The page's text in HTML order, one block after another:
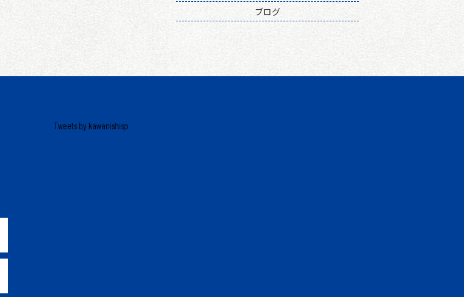
ブログ
Tweets by kawanishisp